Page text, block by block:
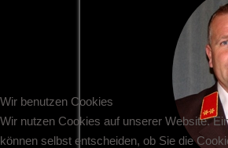
Wir benutzen Cookies
Wir nutzen Cookies auf unserer Website.
können selbst entscheiden, ob Sie die